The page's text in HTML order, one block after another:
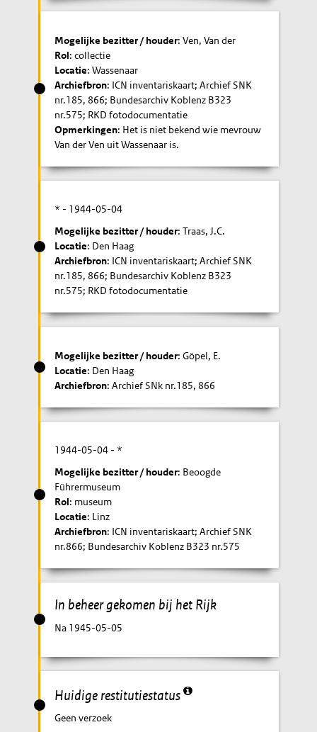
Mogelijke bezitter / houder: Ven, Van der
Rol: collectie
Locatie: Wassenaar
Archiefbron: ICN inventariskaart; Archief SNK
nr.185, 866; Bundesarchiv Koblenz B323
nr.575; RKD fotodocumentatie
Opmerkingen: Het is niet bekend wie mevrouw
Van der Ven uit Wassenaar is.
* - 1944-05-04
Mogelijke bezitter / houder: Traas, J.C.
Locatie: Den Haag
Archiefbron: ICN inventariskaart; Archief SNK
nr.185, 866; Bundesarchiv Koblenz B323
nr.575; RKD fotodocumentatie
Mogelijke bezitter / houder: Göpel, E.
Locatie: Den Haag
Archiefbron: Archief SNk nr.185, 866
1944-05-04 - *
Mogelijke bezitter / houder: Beoogde
Führermuseum
Rol: museum
Locatie: Linz
Archiefbron: ICN inventariskaart; Archief SNK
nr.866; Bundesarchiv Koblenz B323 nr.575
In beheer gekomen bij het Rijk
Na 1945-05-05
Huidige restitutiestatus
Geen verzoek